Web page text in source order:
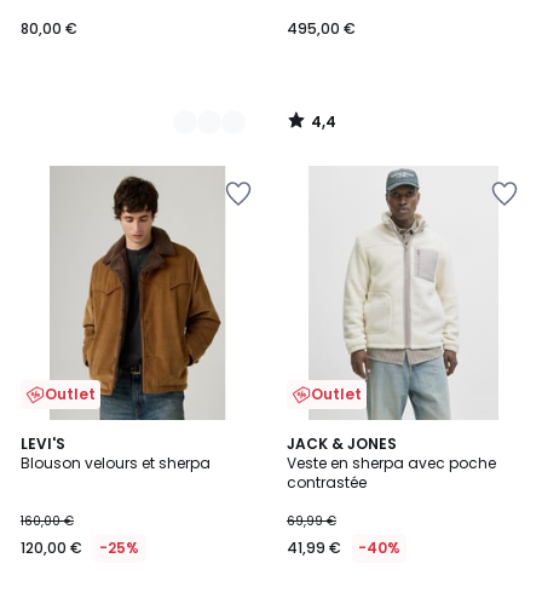
80,00 €
495,00 €
4,4
/
Outlet
LEVI'S
Blouson velours et sherpa
160,00 €
120,00 € -25%
4,6
/ 5
Outlet
JACK & JONES
Veste en sherpa avec poche
contrastée
69,99 €
41,99 € -40%